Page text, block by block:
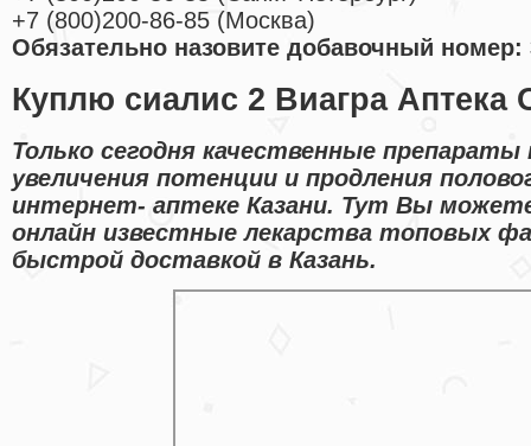
+7 (800)200-86-85 (Москва)
Обязательно назовите добавочный номер:
Куплю сиалис 2 Виагра Аптека
Только сегодня качественные препараты
увеличения потенции и продления
интернет- аптеке Казани. Тут Вы
онлайн известные лекарства топовых
быстрой доставкой в Казань.